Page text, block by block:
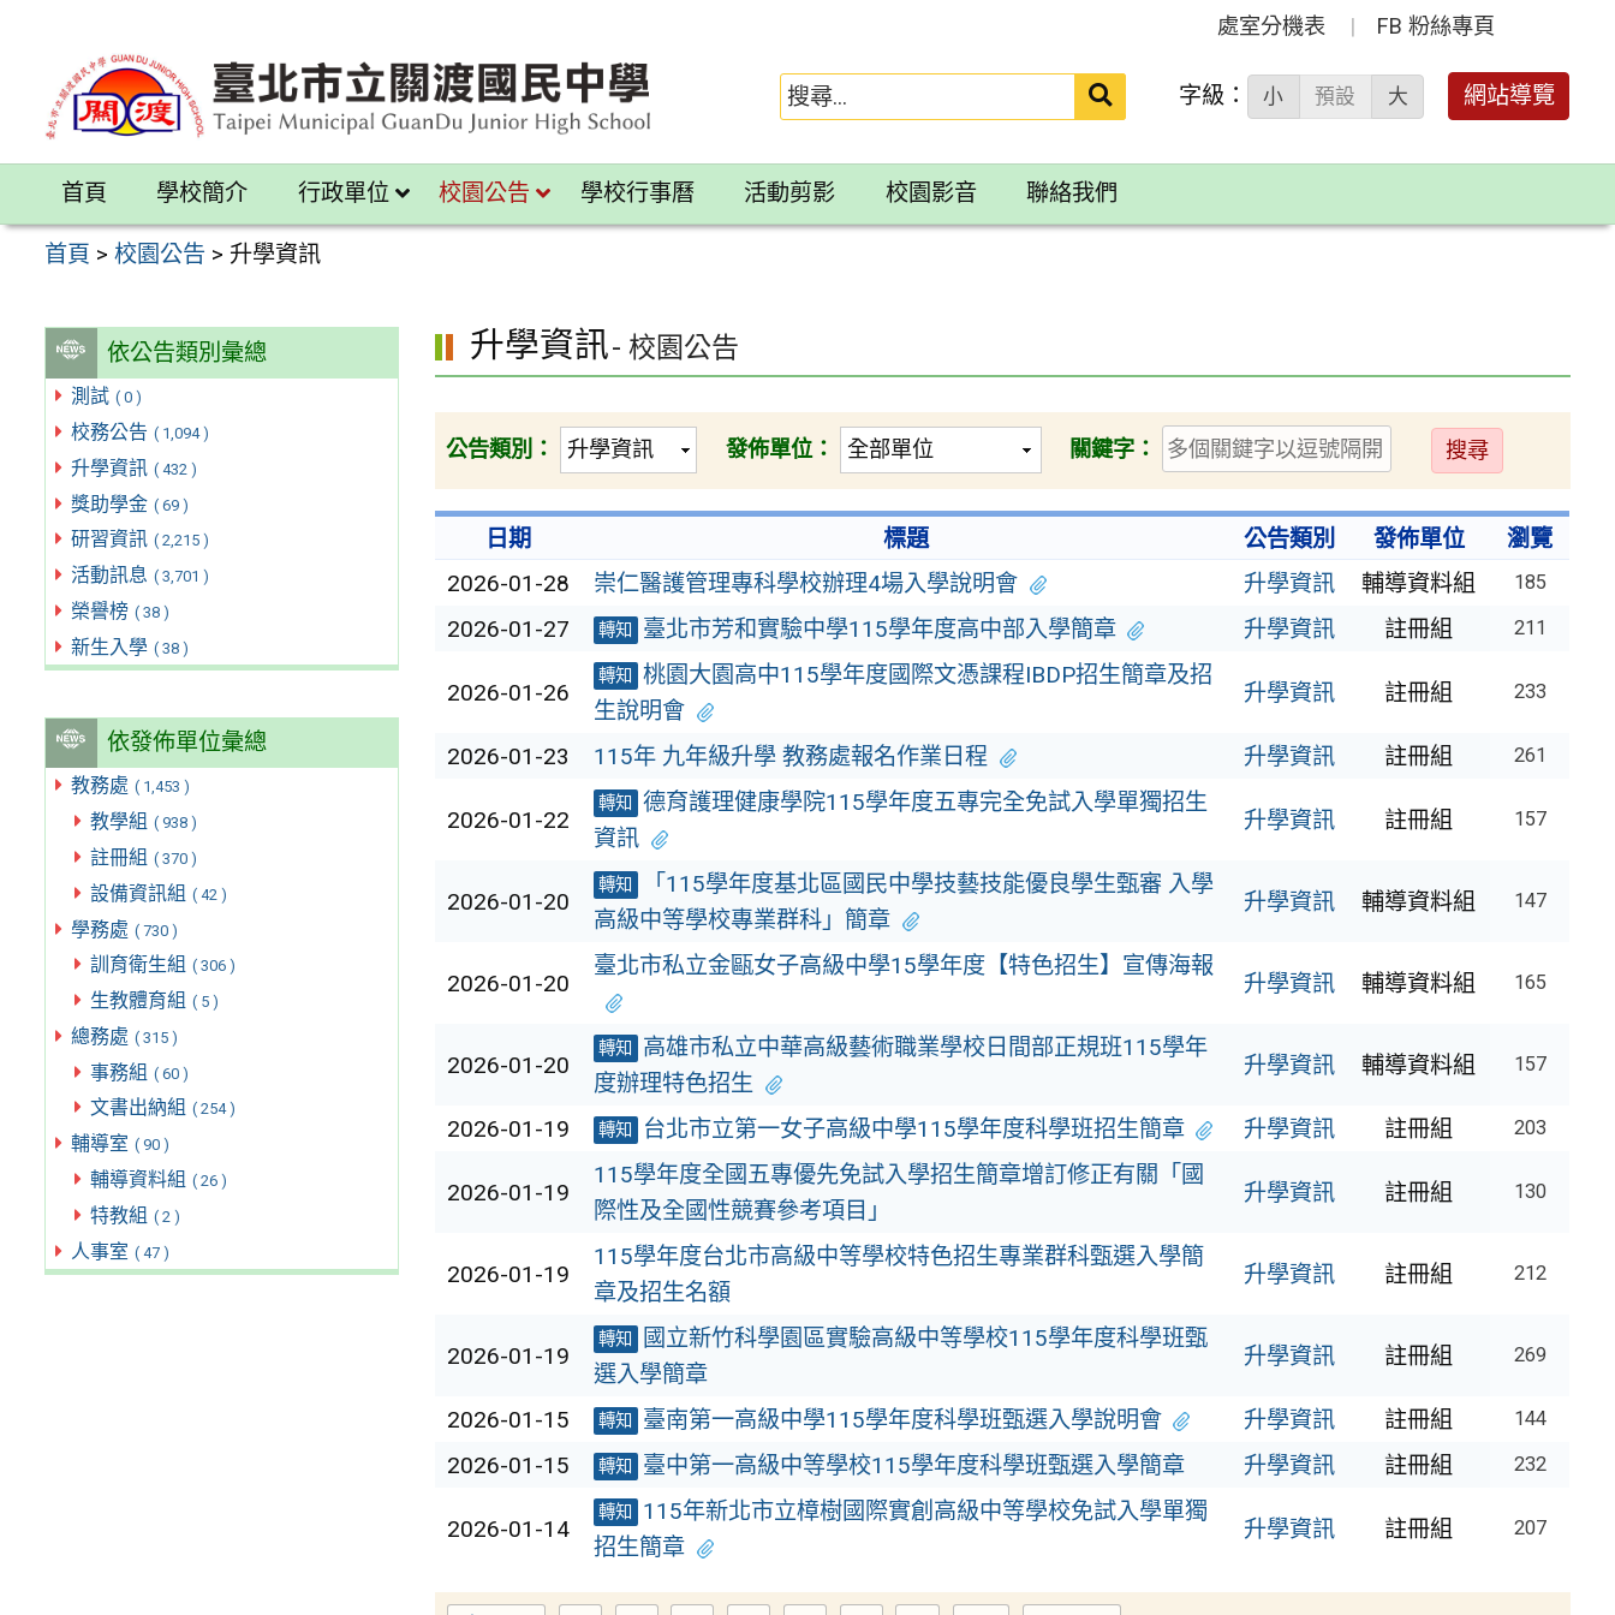
內
區
處室分機表 FB 粉絲專頁
送出 字級： 小 預設 大 網站導覽
首頁 學校簡介 行政單位 校園公告 學校行事曆 活動剪影 校園影音 聯絡我們
首頁 >校園公告 > 升學資訊
依公告類別彙總
測試 ( 0 )
校務公告 ( 1,094 )
升學資訊 ( 432 )
獎助學金 ( 69 )
研習資訊 ( 2,215 )
活動訊息 ( 3,701 )
榮譽榜 ( 38 )
新生入學 ( 38 )
依發佈單位彙總
教務處 ( 1,453 )
教學組 ( 938 )
註冊組 ( 370 )
設備資訊組 ( 42 )
學務處 ( 730 )
訓育衛生組 ( 306 )
生教體育組 ( 5 )
總務處 ( 315 )
事務組 ( 60 )
文書出納組 ( 254 )
輔導室 ( 90 )
輔導資料組 ( 26 )
特教組 ( 2 )
人事室 ( 47 )
升學資訊- 校園公告
公告類別： 發佈單位： 關鍵字：
送
出
日期 標題 公告類別 發佈單位
瀏覽
2026-01-28
崇仁醫護管理專科學校辦理4場入學說明會 升學資訊 輔導資料組 185
2026-01-27 轉知 臺北市芳和實驗中學115學年度高中部入學簡章 升學資訊 註冊組 211
2026-01-26
轉知
桃園大園高中115學年度國際文憑課程IBDP招生簡章及招
生說明會
升學資訊 註冊組 233
2026-01-23 115年 九年級升學 教務處報名作業日程 升學資訊 註冊組 261
2026-01-22
轉知
德育護理健康學院115學年度五專完全免試入學單獨招生
資訊
升學資訊 註冊組 157
2026-01-20
轉知
「115學年度基北區國民中學技藝技能優良學生甄審 入學
高級中等學校專業群科」簡章
升學資訊 輔導資料組 147
2026-01-20
臺北市私立金甌女子高級中學15學年度【特色招生】宣傳海報
升學資訊 輔導資料組 165
2026-01-20
轉知
高雄市私立中華高級藝術職業學校日間部正規班115學年
度辦理特色招生
升學資訊 輔導資料組 157
2026-01-19 轉知 台北市立第一女子高級中學115學年度科學班招生簡章 升學資訊 註冊組 203
2026-01-19
115學年度全國五專優先免試入學招生簡章增訂修正有關「國
際性及全國性競賽參考項目」
升學資訊 註冊組 130
2026-01-19
115學年度台北市高級中等學校特色招生專業群科甄選入學簡
章及招生名額
升學資訊 註冊組 212
2026-01-19
轉知
國立新竹科學園區實驗高級中等學校115學年度科學班甄
選入學簡章
升學資訊 註冊組 269
2026-01-15 轉知 臺南第一高級中學115學年度科學班甄選入學說明會 升學資訊 註冊組 144
2026-01-15 轉知 臺中第一高級中等學校115學年度科學班甄選入學簡章 升學資訊 註冊組 232
2026-01-14
轉知
115年新北市立樟樹國際實創高級中等學校免試入學單獨
招生簡章
升學資訊 註冊組 207